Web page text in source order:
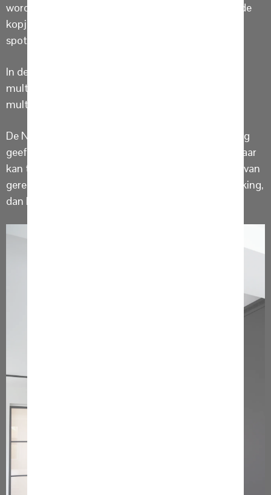
worden of gewoon functioneel door de borden en de
kopjes ‘pakklaar’ te plaatsen. De ingebouwde
spots maken het een sfeervol geheel.
In de kastenwand zijn twee ovens geplaatst. Een
multifunctionele oven met magnetron en een
multifunctionele oven met stoomfunctie.
De NEFF warmhoudlade met Push en Pull bediening
geeft ruimte voor het opwarmen van 12 borden, maar
kan tevens gebruikt worden voor het warmhouden van
gerechten en mocht u liefhebber zijn van slow cooking,
dan behoort dit ook tot de mogelijkheden.